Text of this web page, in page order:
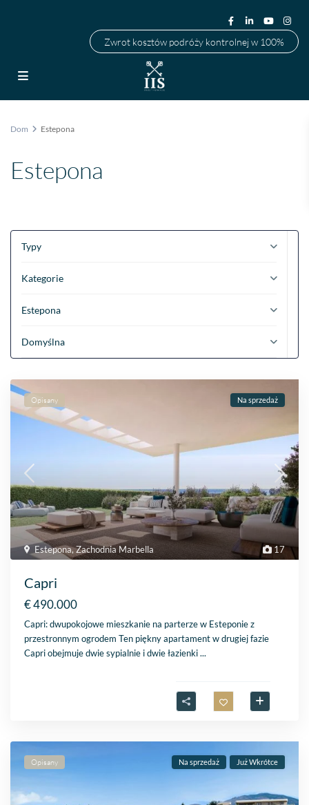
Zwrot kosztów podróży kontrolnej w 100%
Dom Estepona
Estepona
Typy
Kategorie
Estepona
Domyślna
17
Estepona,Zachodnia Marbella
Opisany Na sprzedaż
Capri
€ 490.000
Capri: dwupokojowe mieszkanie na parterze w Esteponie z
przestronnym ogrodem Ten piękny apartament w drugiej fazie
Capri obejmuje dwie sypialnie i dwie łazienki...
Opisany Na sprzedaż Już Wkrótce